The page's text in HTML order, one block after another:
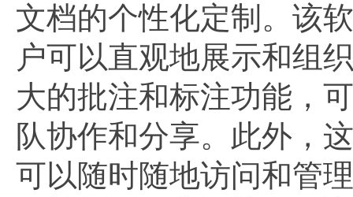
文档的个性化定制。该
户可以直观地展示和组
大的批注和标注功能，
队协作和分享。此外，
可以随时随地访问和管